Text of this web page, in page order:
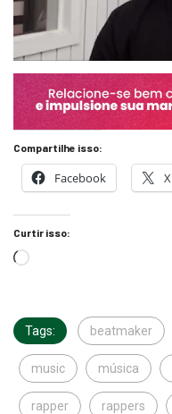
Compartilhe isso:
Facebook X
Curtir isso:
Tags: beatmaker
music música
rapper rappers